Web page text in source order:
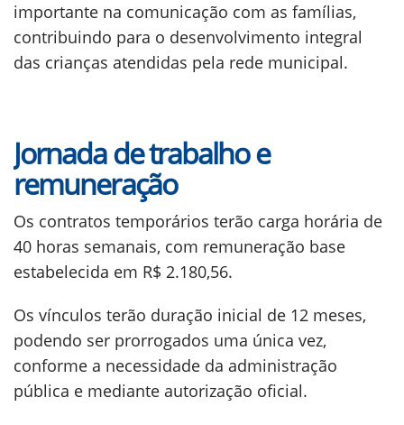
importante na comunicação com as famílias,
contribuindo para o desenvolvimento integral
das crianças atendidas pela rede municipal.
Jornada de trabalho e
remuneração
Os contratos temporários terão carga horária de
40 horas semanais, com remuneração base
estabelecida em R$ 2.180,56.
Os vínculos terão duração inicial de 12 meses,
podendo ser prorrogados uma única vez,
conforme a necessidade da administração
pública e mediante autorização oficial.